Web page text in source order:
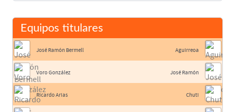
Equipos titulares
José Ramón Bermell
Voro González
Ricardo Arias
Aguirreoa
José Ramón
Chuti